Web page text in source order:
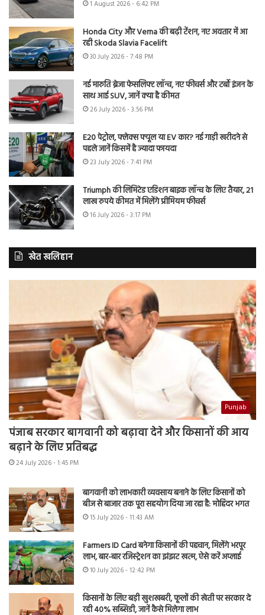
1 August 2026 - 6:42 PM
Honda City और Verna की बढ़ी टेंशन, नए अवतार में आ
रही Skoda Slavia Facelift
30 July 2026 - 7:48 PM
नई मारुति ब्रेजा फेसलिफ्ट लॉन्च, नए फीचर्स और टर्बो इंजन के
साथ आई SUV, जानें क्या है कीमत
26 July 2026 - 3:56 PM
E20 पेट्रोल, फ्लेक्स फ्यूल या EV कार? नई गाड़ी खरीदने से
पहले जानें किसमें है ज्यादा फायदा
23 July 2026 - 7:41 PM
Triumph की लिमिटेड एडिशन बाइक लॉन्च के लिए तैयार, 21
लाख रुपये कीमत में मिलेंगे प्रीमियम फीचर्स
16 July 2026 - 3:17 PM
खेत खलिहान
Punjab
पंजाब सरकार बागवानी को बढ़ावा देने और किसानों की आय
बढ़ाने के लिए प्रतिबद्ध
24 July 2026 - 1:45 PM
बागवानी को लाभकारी व्यवसाय बनाने के लिए किसानों को
बीज से बाजार तक पूरा सहयोग दिया जा रहा है: मोहिंदर भगत
15 July 2026 - 11:43 AM
Farmers ID Card बनेगा किसानों की पहचान, मिलेंगे भरपूर
लाभ, बार-बार रजिस्ट्रेशन का झंझट खत्म, ऐसे करें अप्लाई
10 July 2026 - 12:42 PM
किसानों के लिए बड़ी खुशखबरी, फूलों की खेती पर सरकार दे
रही 40% सब्सिडी, जानें कैसे मिलेगा लाभ